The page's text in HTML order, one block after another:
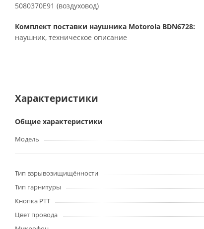
5080370E91 (воздуховод)
Комплект поставки наушника Motorola BDN6728:
наушник, техническое описание
Характеристики
Общие характеристики
Модель
Тип взрывозищищённости
Тип гарнитуры
Кнопка PTT
Цвет провода